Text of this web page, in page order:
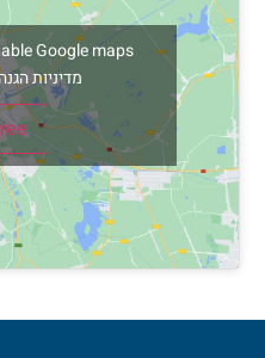
Google maps
מדיניות
השאירו פרטים, חייגו או
אני מאשר/ת כי ידוע לי ומוסכם
(כולל תיקון 13), ולמטרות המפורטות
כי מסירת המידע נעשית מרצוני
לפי החוק.